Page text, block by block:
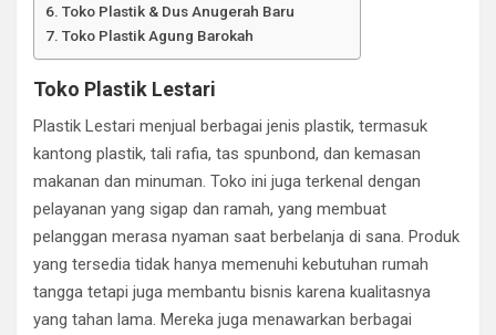
Toko Plastik & Dus Anugerah Baru
Toko Plastik Agung Barokah
Toko Plastik Lestari
Plastik Lestari menjual berbagai jenis plastik, termasuk
kantong plastik, tali rafia, tas spunbond, dan kemasan
makanan dan minuman. Toko ini juga terkenal dengan
pelayanan yang sigap dan ramah, yang membuat
pelanggan merasa nyaman saat berbelanja di sana. Produk
yang tersedia tidak hanya memenuhi kebutuhan rumah
tangga tetapi juga membantu bisnis karena kualitasnya
yang tahan lama. Mereka juga menawarkan berbagai